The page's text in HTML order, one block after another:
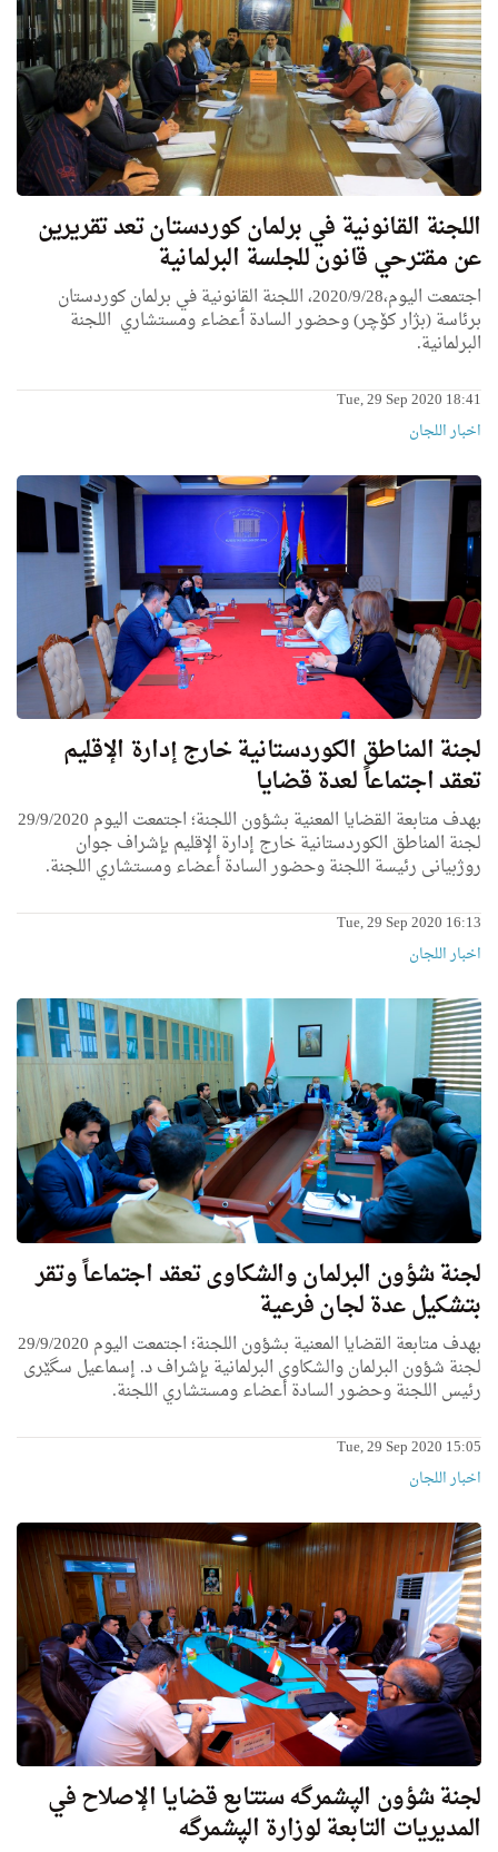
اللجنة القانونية في برلمان كوردستان تعد تقريرين
عن مقترحي قانون للجلسة البرلمانية
اجتمعت اليوم،2020/9/28، اللجنة القانونية في برلمان كوردستان
برئاسة (بژار کۆچر) وحضور السادة ٲعضاء ومستشاري اللجنة
البرلمانية.
Tue, 29 Sep 2020 18:41
اخبار اللجان
لجنة المناطق الكوردستانية خارج إدارة الإقليم
تعقد اجتماعاً لعدة قضايا
بهدف متابعة القضايا المعنية بشؤون اللجنة؛ اجتمعت اليوم 29/9/2020
لجنة المناطق الكوردستانية خارج إدارة الإقليم بإشراف جوان
روژبیانی رئیسة اللجنة وحضور السادة أعضاء ومستشاري اللجنة.
Tue, 29 Sep 2020 16:13
اخبار اللجان
لجنة شؤون البرلمان والشكاوى تعقد اجتماعاً وتقر
بتشكيل عدة لجان فرعية
بهدف متابعة القضايا المعنية بشؤون اللجنة؛ اجتمعت اليوم 29/9/2020
لجنة شؤون البرلمان والشكاوى البرلمانية بإشراف د. إسماعيل سگێری
رئیس اللجنة وحضور السادة أعضاء ومستشاري اللجنة.
Tue, 29 Sep 2020 15:05
اخبار اللجان
لجنة شؤون الپشمرگە ستتابع قضايا الإصلاح في
المديريات التابعة لوزارة الپشمرگە